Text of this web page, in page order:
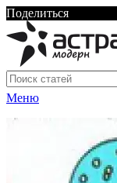
Поделиться
Меню